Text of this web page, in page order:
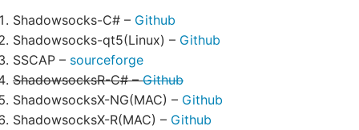
Shadowsocks-C# – Github
Shadowsocks-qt5(Linux) – Github
SSCAP – sourceforge
ShadowsocksR-C# –Github
ShadowsocksX-NG(MAC) – Github
ShadowsocksX-R(MAC) – Github